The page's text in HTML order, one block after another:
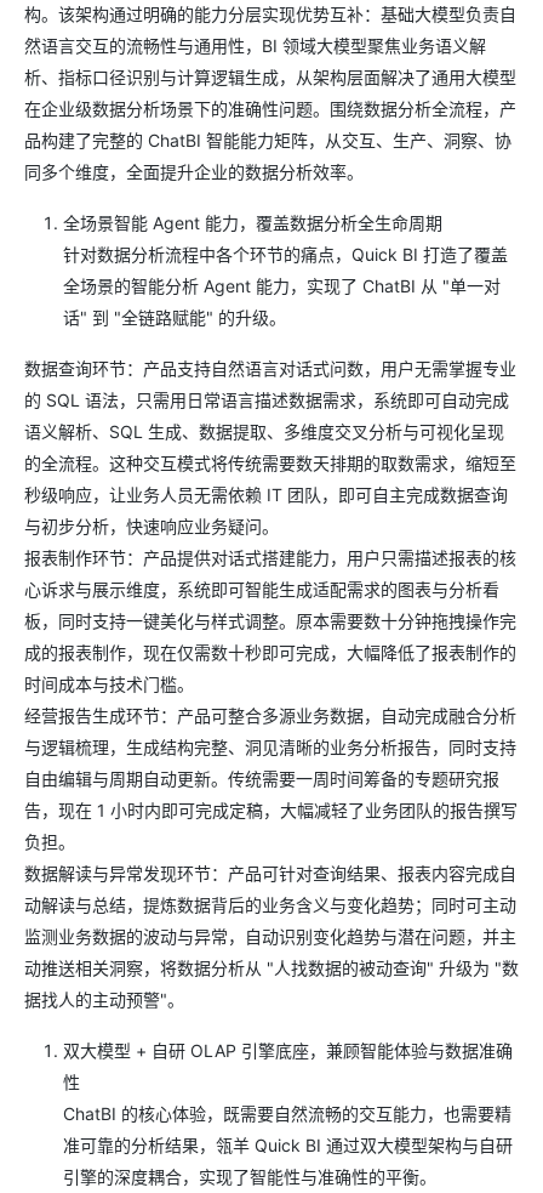
构。该架构通过明确的能力分层实现优势互补：基础大模型负责自
然语言交互的流畅性与通用性，BI 领域大模型聚焦业务语义解
析、指标口径识别与计算逻辑生成，从架构层面解决了通用大模型
在企业级数据分析场景下的准确性问题。围绕数据分析全流程，产
品构建了完整的 ChatBI 智能能力矩阵，从交互、生产、洞察、协
同多个维度，全面提升企业的数据分析效率。
全场景智能 Agent 能力，覆盖数据分析全生命周期
针对数据分析流程中各个环节的痛点，Quick BI 打造了覆盖
全场景的智能分析 Agent 能力，实现了 ChatBI 从 "单一对
话" 到 "全链路赋能" 的升级。
数据查询环节：产品支持自然语言对话式问数，用户无需掌握专业
的 SQL 语法，只需用日常语言描述数据需求，系统即可自动完成
语义解析、SQL 生成、数据提取、多维度交叉分析与可视化呈现
的全流程。这种交互模式将传统需要数天排期的取数需求，缩短至
秒级响应，让业务人员无需依赖 IT 团队，即可自主完成数据查询
与初步分析，快速响应业务疑问。
报表制作环节：产品提供对话式搭建能力，用户只需描述报表的核
心诉求与展示维度，系统即可智能生成适配需求的图表与分析看
板，同时支持一键美化与样式调整。原本需要数十分钟拖拽操作完
成的报表制作，现在仅需数十秒即可完成，大幅降低了报表制作的
时间成本与技术门槛。
经营报告生成环节：产品可整合多源业务数据，自动完成融合分析
与逻辑梳理，生成结构完整、洞见清晰的业务分析报告，同时支持
自由编辑与周期自动更新。传统需要一周时间筹备的专题研究报
告，现在 1 小时内即可完成定稿，大幅减轻了业务团队的报告撰写
负担。
数据解读与异常发现环节：产品可针对查询结果、报表内容完成自
动解读与总结，提炼数据背后的业务含义与变化趋势；同时可主动
监测业务数据的波动与异常，自动识别变化趋势与潜在问题，并主
动推送相关洞察，将数据分析从 "人找数据的被动查询" 升级为 "数
据找人的主动预警"。
双大模型 + 自研 OLAP 引擎底座，兼顾智能体验与数据准确
性
ChatBI 的核心体验，既需要自然流畅的交互能力，也需要精
准可靠的分析结果，瓴羊 Quick BI 通过双大模型架构与自研
引擎的深度耦合，实现了智能性与准确性的平衡。